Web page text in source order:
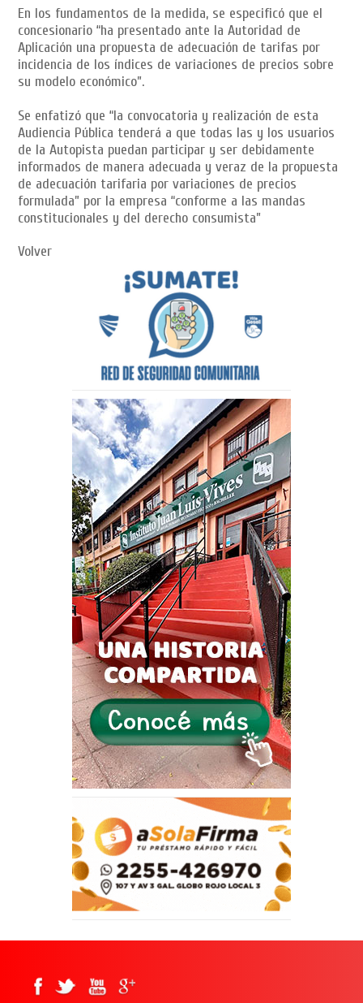
En los fundamentos de la medida, se especificó que el
concesionario “ha presentado ante la Autoridad de
Aplicación una propuesta de adecuación de tarifas por
incidencia de los índices de variaciones de precios sobre
su modelo económico”.
Se enfatizó que “la convocatoria y realización de esta
Audiencia Pública tenderá a que todas las y los usuarios
de la Autopista puedan participar y ser debidamente
informados de manera adecuada y veraz de la propuesta
de adecuación tarifaria por variaciones de precios
formulada” por la empresa “conforme a las mandas
constitucionales y del derecho consumista”
Volver